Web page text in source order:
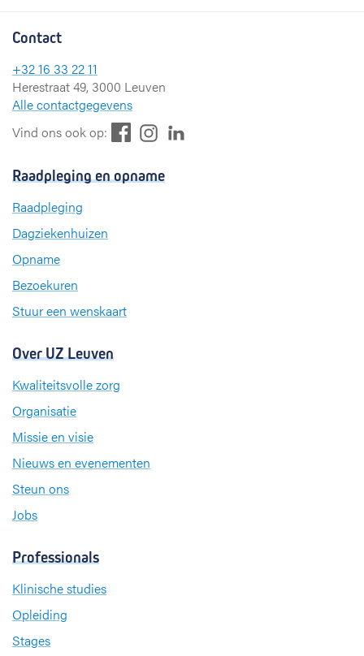
Contact
+32 16 33 22 11
Herestraat 49, 3000 Leuven
Alle contactgegevens
Vind ons ook op:
e
t
Raadpleging en opname
Raadpleging
Dagziekenhuizen
Opname
Bezoekuren
Stuur een wenskaart
Over UZ Leuven
Kwaliteitsvolle zorg
Organisatie
Missie en visie
Nieuws en evenementen
Steun ons
Jobs
Professionals
Klinische studies
Opleiding
Stages